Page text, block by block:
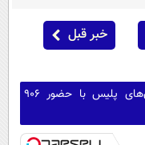
خبر قبل
نخستین آزمون ورودی دبیرستان‌های پلیس با حضور ۹۰۶